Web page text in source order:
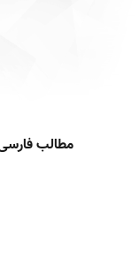
مطالب